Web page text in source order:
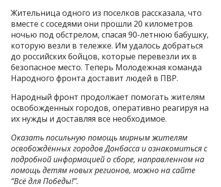
Жительница одного из поселков рассказала, что
вместе с соседями они прошли 20 километров
ночью под обстрелом, спасая 90-летнюю бабушку,
которую везли в тележке. Им удалось добраться
до российских бойцов, которые перевезли их в
безопасное место. Теперь Молодежная команда
Народного фронта доставит людей в ПВР.
Народный фронт продолжает помогать жителям
освобожденных городов, оперативно реагируя на
их нужды и доставляя все необходимое.
Оказать посильную помощь мирным жителям
освобождённых городов Донбасса и ознакомиться с
подробной информацией о сборе, направленном на
помощь детям новых регионов, можно на сайте
“Всё для Победы!”.